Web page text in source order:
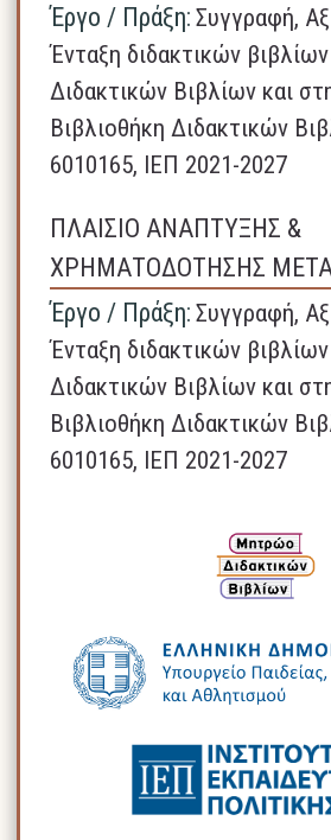
Έργο / Πράξη: Συγγραφή,
Ένταξη διδακτικών
Διδακτικών Βιβλίων και
Βιβλιοθήκη Διδακτικών
6010165, ΙΕΠ 2021-2027
ΠΛΑΙΣΙΟ ΑΝΑΠΤΥΞΗΣ &
ΧΡΗΜΑΤΟΔΟΤΗΣΗΣ
Έργο / Πράξη: Συγγραφή,
Ένταξη διδακτικών
Διδακτικών Βιβλίων και
Βιβλιοθήκη Διδακτικών
6010165, ΙΕΠ 2021-2027